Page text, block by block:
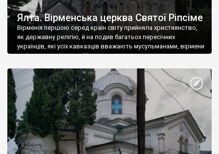
Ялта. Вірменська церква Святої Ріпсіме
Вірменія першою серед країн світу прийняла християнство,
як державну релігію, й на подив багатьох пересічних
українців, які усіх кавказців вважають мусульманами, вірмени
є відданими вірянами Христа